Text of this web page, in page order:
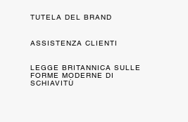
TUTELA DEL BRAND
ASSISTENZA CLIENTI
LEGGE BRITANNICA SULLE
FORME MODERNE DI
SCHIAVITÙ